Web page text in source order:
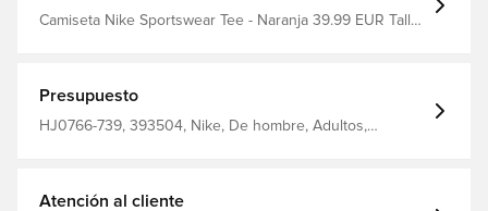
Camiseta Nike Sportswear Tee - Naranja 39.99 EUR Talla:
Presupuesto
HJ0766-739, 393504, Nike, De hombre, Adultos,
Atención al cliente